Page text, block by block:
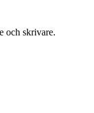
och skrivare.